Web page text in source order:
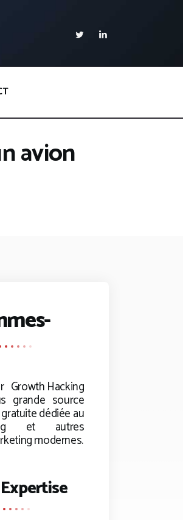
avion
Growth Hacking
grande source
dédiée au
et autres
modernes.
Expertise